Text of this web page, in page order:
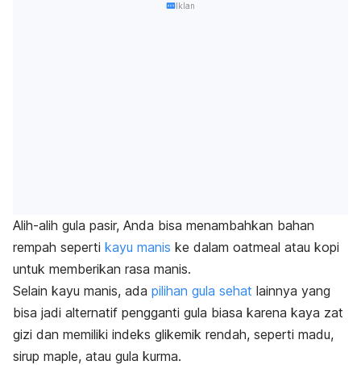
Iklan
Alih-alih gula pasir, Anda bisa menambahkan bahan
rempah seperti kayu manis ke dalam oatmeal atau kopi
untuk memberikan rasa manis.
Selain kayu manis, ada pilihan gula sehat lainnya yang
bisa jadi alternatif pengganti gula biasa karena kaya zat
gizi dan memiliki indeks glikemik rendah, seperti madu,
sirup maple, atau gula kurma.